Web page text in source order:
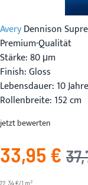
AveryDennison
Premium-Qualität
Stärke: 80 μm
Finish: Gloss
Lebensdauer: 10 Jahre
Rollenbreite: 152 cm
jetzt bewerten
Angebotspreis
33,95 € UVP
22.34 €/1 m2